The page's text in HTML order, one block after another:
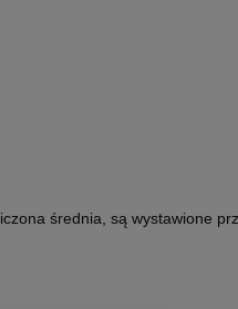
średnia, są wystawione